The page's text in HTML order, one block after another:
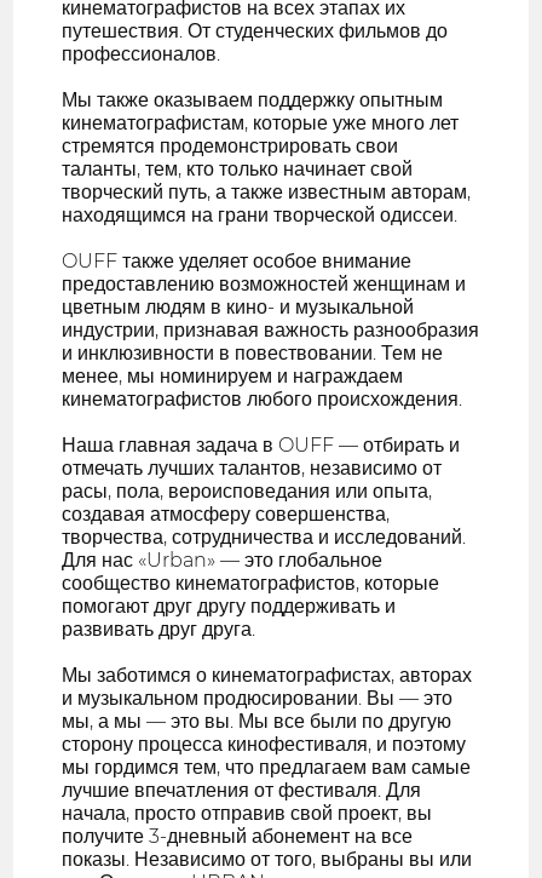
кинематографистов на всех этапах их
путешествия. От студенческих фильмов до
профессионалов.
Мы также оказываем поддержку опытным
кинематографистам, которые уже много лет
стремятся продемонстрировать свои
таланты, тем, кто только начинает свой
творческий путь, а также известным авторам,
находящимся на грани творческой одиссеи.
OUFF также уделяет особое внимание
предоставлению возможностей женщинам и
цветным людям в кино- и музыкальной
индустрии, признавая важность разнообразия
и инклюзивности в повествовании. Тем не
менее, мы номинируем и награждаем
кинематографистов любого происхождения.
Наша главная задача в OUFF — отбирать и
отмечать лучших талантов, независимо от
расы, пола, вероисповедания или опыта,
создавая атмосферу совершенства,
творчества, сотрудничества и исследований.
Для нас «Urban» — это глобальное
сообщество кинематографистов, которые
помогают друг другу поддерживать и
развивать друг друга.
Мы заботимся о кинематографистах, авторах
и музыкальном продюсировании. Вы — это
мы, а мы — это вы. Мы все были по другую
сторону процесса кинофестиваля, и поэтому
мы гордимся тем, что предлагаем вам самые
лучшие впечатления от фестиваля. Для
начала, просто отправив свой проект, вы
получите 3-дневный абонемент на все
показы. Независимо от того, выбраны вы или